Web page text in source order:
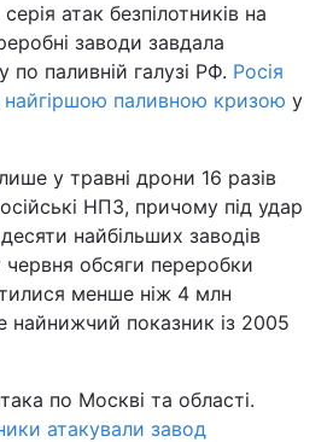
атак безпілотників на
заводи завдала
паливній галузі РФ. Росія
найгіршою паливною кризою у
у травні дрони 16 разів
НПЗ, причому під удар
найбільших заводів
червня обсяги переробки
менше ніж 4 млн
найнижчий показник із 2005
по Москві та області.
атакували завод